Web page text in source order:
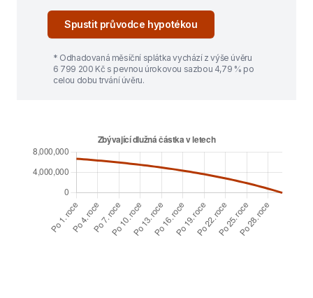
Spustit průvodce hypotékou
* Odhadovaná měsíční splátka vychází z výše úvěru
6 799 200 Kč s pevnou úrokovou sazbou 4,79 % po
celou dobu trvání úvěru.